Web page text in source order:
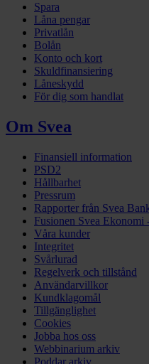
Spara
Låna pengar
Privatlån
Bolån
Konto och kort
Skuldfinansiering
Låneskydd
För dig som handlat
Om Svea
Finansiell information
PSD2
Hållbarhet
Pressrum
Rapporter från Svea
Fusionen Svea Ekonomi
Våra kunder
Integritet
Svårlurad
Regelverk och tillstånd
Användarvillkor
Kundklagomål
Tillgänglighet
Cookies
Jobba hos oss
Webbinarium arkiv
Poddar arkiv